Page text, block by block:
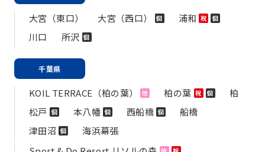
大宮（東口） 大宮（西口） 個 浦和 祝 個
川口 所沢 個
千葉県
KOIL TERRACE（柏の葉） 他 柏の葉 祝 個
柏
松戸 個 本八幡 個 西船橋 個
船橋
津田沼 個
海浜幕張